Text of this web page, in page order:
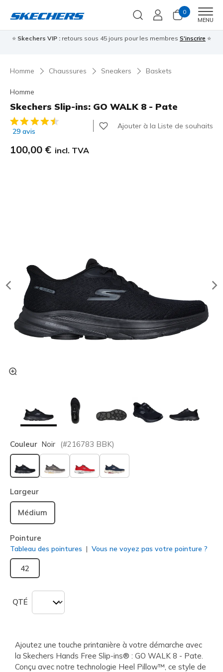
0
MENU
⭐ Skechers VIP : retours sous 45 jours pour les membres S'inscrire ⭐
Homme Chaussures Sneakers Baskets
Homme
Skechers Slip-ins: GO WALK 8 - Pate
Évaluation client 5 sur 5
29 avis
Ajouter à la Liste de souhaits
100,00 € incl. TVA
Couleur Noir (#216783 BBK)
sélectionné
Largeur
Médium
Pointure
Tableau des pointures Vous ne voyez pas votre pointure ?
42
QTÉ
Ajoutez une touche printanière à votre démarche avec
la Skechers Hands Free Slip-ins® : GO WALK 8 - Pate.
Conçu avec notre technologie Heel Pillow™, ce style de